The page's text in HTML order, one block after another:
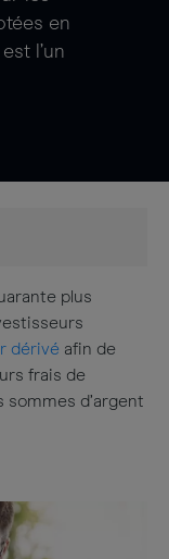
en
l’un
plus
dérivé afin de
frais de
d’argent